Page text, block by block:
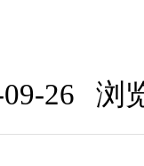
09-26 浏